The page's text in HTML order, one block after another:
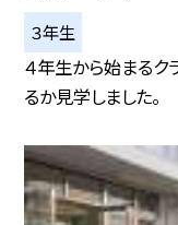
３年生
４年生から始まるク
るか見学しました。